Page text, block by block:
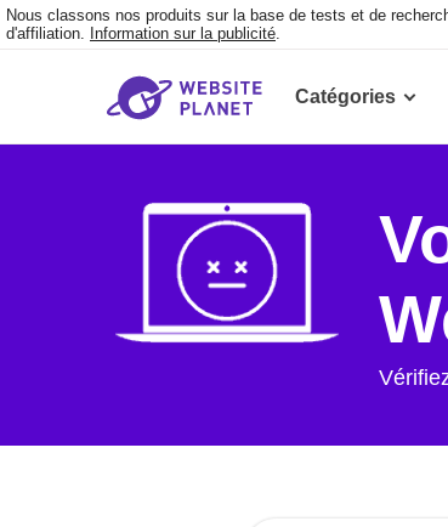
Nous classons nos produits sur la base de tests et de
d'affiliation. Information sur la publicité.
Catégories